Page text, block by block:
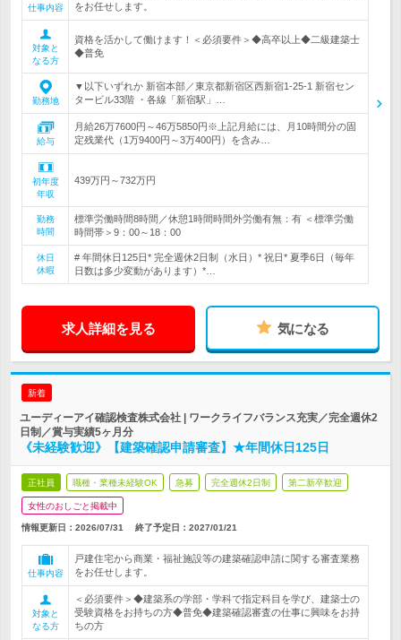
仕事内容
をお任せします。
対象と
なる方
資格を活かして働けます！＜必須要件＞◆高卒以上◆二級建築士
◆普免
勤務地
▼以下いずれか 新宿本部／東京都新宿区西新宿1-25-1 新宿セン
タービル33階 ・各線「新宿駅」…
給与
月給26万7600円～46万5850円※上記月給には、月10時間分の固
定残業代（1万9400円～3万400円）を含み…
初年度
年収
439万円～732万円
勤務
時間
標準労働時間8時間／休憩1時間時間外労働有無：有 ＜標準労働
時間帯＞9：00～18：00
休日
休暇
# 年間休日125日* 完全週休2日制（水日）* 祝日* 夏季6日（毎年
日数は多少変動があります）*…
求人詳細を見る 気になる
新着
ユーディーアイ確認検査株式会社 | ワークライフバランス充実／完全週休2
日制／賞与実績5ヶ月分
《未経験歓迎》【建築確認申請審査】★年間休日125日
正社員 職種・業種未経験OK 急募 完全週休2日制 第二新卒歓迎
女性のおしごと掲載中
情報更新日：2026/07/31 終了予定日： 2027/01/21
仕事内容
戸建住宅から商業・福祉施設等の建築確認申請に関する審査業務
をお任せします。
対象と
なる方
＜必須要件＞◆建築系の学部・学科で指定科目を学び、建築士の
受験資格をお持ちの方◆普免◆建築確認審査の仕事に興味をお持
ちの方